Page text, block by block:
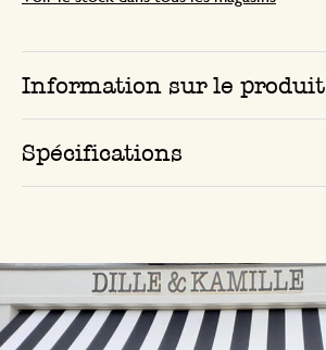
Information sur le produit
Spécifications